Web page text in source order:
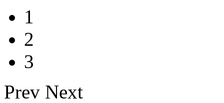
1
2
3
Prev Next